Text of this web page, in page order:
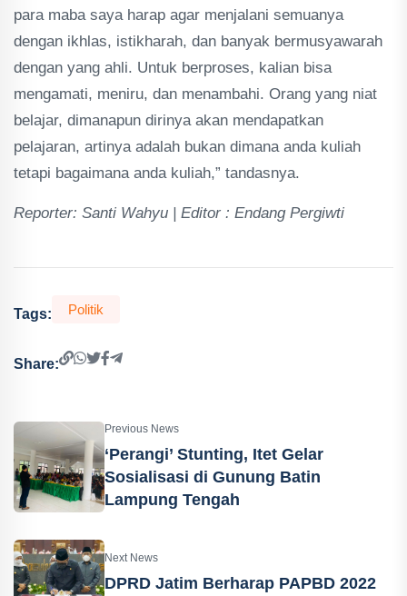
para maba saya harap agar menjalani semuanya
dengan ikhlas, istikharah, dan banyak bermusyawarah
dengan yang ahli. Untuk berproses, kalian bisa
mengamati, meniru, dan menambahi. Orang yang niat
belajar, dimanapun dirinya akan mendapatkan
pelajaran, artinya adalah bukan dimana anda kuliah
tetapi bagaimana anda kuliah,” tandasnya.
Reporter: Santi Wahyu | Editor : Endang Pergiwti
Tags: Politik
Share:
Previous News
‘Perangi’ Stunting, Itet Gelar
Sosialisasi di Gunung Batin
Lampung Tengah
Next News
DPRD Jatim Berharap PAPBD 2022